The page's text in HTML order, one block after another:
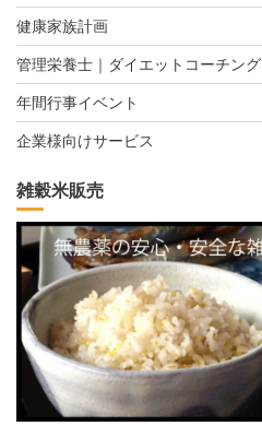
健康家族計画
管理栄養士｜ダイエットコーチング
年間行事イベント
企業様向けサービス
雑穀米販売